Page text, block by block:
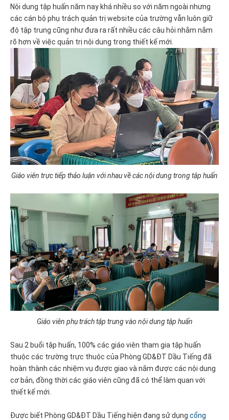
Nội dung tập huấn năm nay khá nhiều so với năm ngoài nhưng
các cán bộ phụ trách quản trị website của trường vẫn luôn giữ
độ tập trung cũng như đưa ra rất nhiều các câu hỏi nhằm nắm
rõ hơn về việc quản trị nội dung trong thiết kế mới.
Giáo viên trực tiếp thảo luận với nhau về các nội dung trong tập huấn
Giáo viên phụ trách tập trung vào nội dung tập huấn
Sau 2 buổi tập huấn, 100% các giáo viên tham gia tập huấn
thuộc các trường trực thuộc của Phòng GD&ĐT Dầu Tiếng đã
hoàn thành các nhiệm vụ được giao và nắm được các nội dung
cơ bản, đồng thời các giáo viên cũng đã có thể làm quan với
thiết kế mới.
Được biết Phòng GD&ĐT Dầu Tiếng hiện đang sử dụng cổng